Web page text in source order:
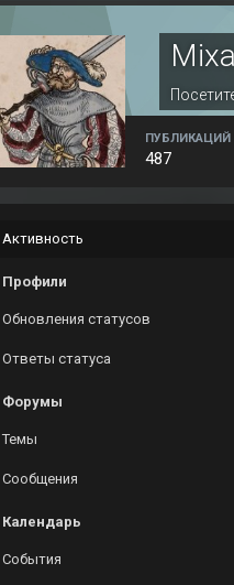
ПУБЛИКАЦИЙ
487
Активность
Профили
Обновления статусов
Ответы статуса
Форумы
Темы
Сообщения
Календарь
События